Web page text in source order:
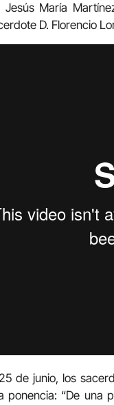
Jesús María
D. Florencio
de junio, los
ponencia: “De una